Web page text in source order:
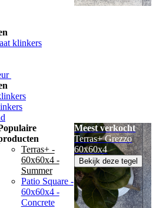
klinkers
Terras+ -
60x60x4 -
Summer
Patio Square -
60x60x4 -
Concrete
Meest verkocht
Terras+ Grezzo
60x60x4
Bekijk deze tegel